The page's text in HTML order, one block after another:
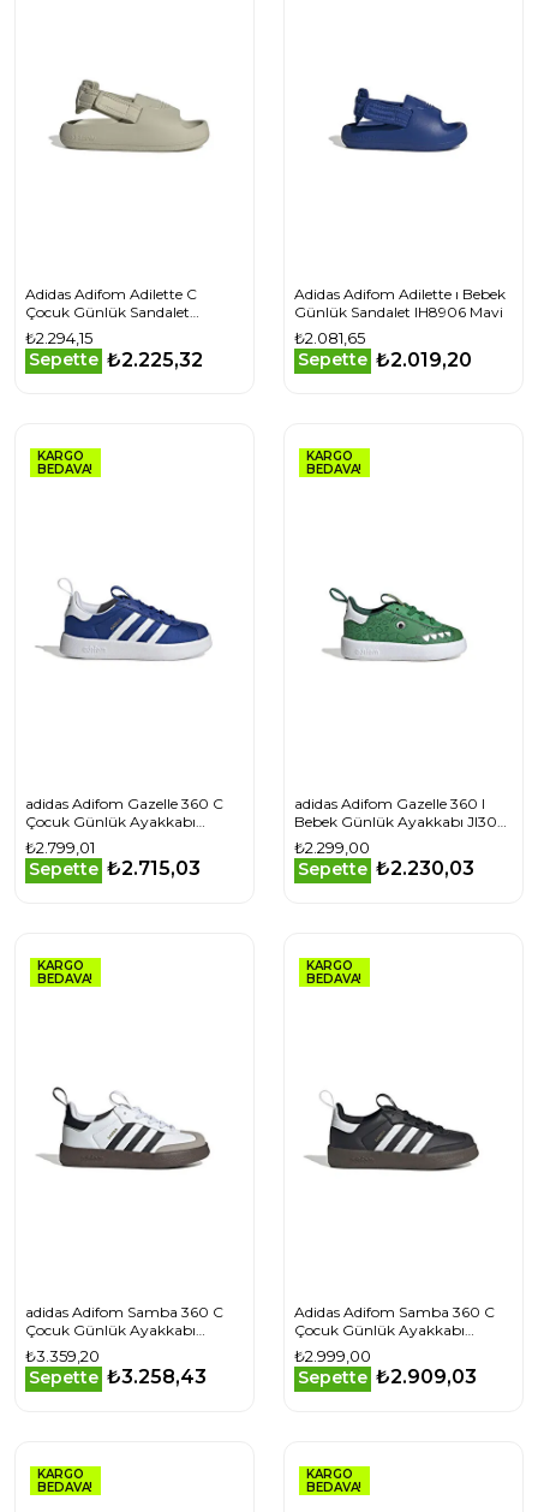
Adidas Adifom Adilette C
Çocuk Günlük Sandalet
IG8434 Gri
₺2.294,15
Sepette ₺2.225,32
Adidas Adifom Adilette ı Bebek
Günlük Sandalet IH8906 Mavi
₺2.081,65
Sepette ₺2.019,20
KARGO
BEDAVA!
adidas Adifom Gazelle 360 C
Çocuk Günlük Ayakkabı
IH3507 Mavi
₺2.799,01
Sepette ₺2.715,03
KARGO
BEDAVA!
adidas Adifom Gazelle 360 I
Bebek Günlük Ayakkabı JI3095
Yeşil
₺2.299,00
Sepette ₺2.230,03
KARGO
BEDAVA!
adidas Adifom Samba 360 C
Çocuk Günlük Ayakkabı
IH3505 Beyaz
₺3.359,20
Sepette ₺3.258,43
KARGO
BEDAVA!
Adidas Adifom Samba 360 C
Çocuk Günlük Ayakkabı
JH5194 Siyah
₺2.999,00
Sepette ₺2.909,03
KARGO
BEDAVA!
KARGO
BEDAVA!